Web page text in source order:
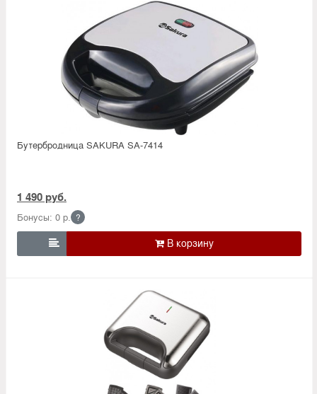
Бутербродница SAKURA SA-7414
1 490 руб.
Бонусы: 0 р. ?
